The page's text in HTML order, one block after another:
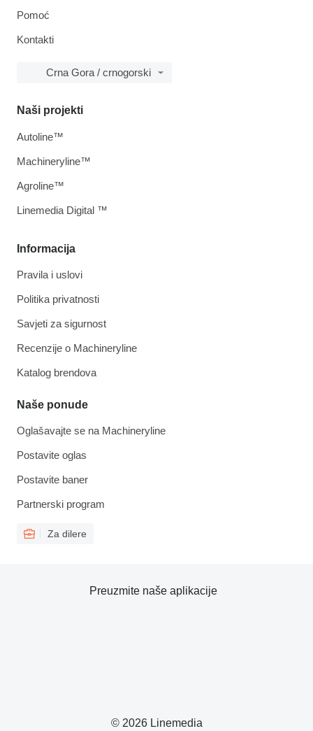
Pomoć
Kontakti
Crna Gora / crnogorski
Informacija
Pravila i uslovi
Politika privatnosti
Savjeti za sigurnost
Recenzije o Machineryline
Katalog brendova
Naše ponude
Oglašavajte se na Machineryline
Postavite oglas
Postavite baner
Partnerski program
Za dilere
Naši projekti
Autoline™
Machineryline™
Agroline™
Linemedia Digital ™
© 2026 Linemedia
Preuzmite naše aplikacije